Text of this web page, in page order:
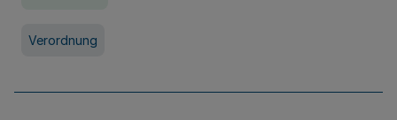
Verordnung